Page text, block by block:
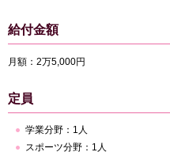
給付金額
月額：2万5,000円
定員
学業分野：1人
スポーツ分野：1人